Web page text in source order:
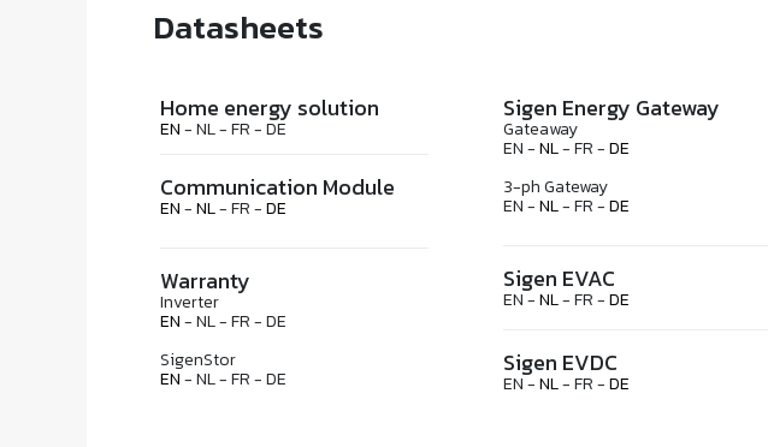
Datasheets
Home energy solution
EN- NL - FR - DE
Communication Module
EN-NL- FR -DE
Warranty
Inverter
EN- NL - FR - DE
SigenStor
EN- NL - FR - DE
Sigen Energy Gateway
Gateaway
EN -NL- FR -DE
3-ph Gateway
EN -NL- FR -DE
Sigen EVAC
EN -NL- FR -DE
Sigen EVDC
EN -NL- FR -DE